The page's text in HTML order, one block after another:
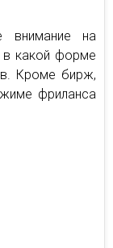
внимание на
в какой форме
Кроме бирж,
фриланса